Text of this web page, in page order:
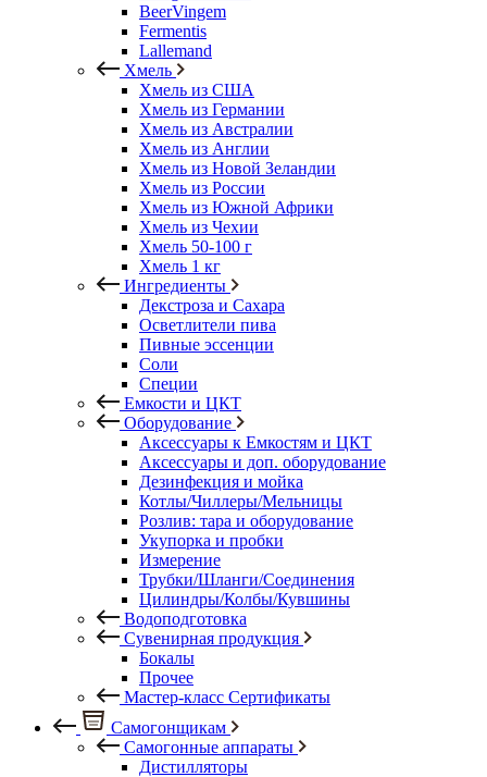
BeerVingem
Fermentis
Lallemand
Хмель
Хмель из США
Хмель из Германии
Хмель из Австралии
Хмель из Англии
Хмель из Новой Зеландии
Хмель из России
Хмель из Южной Африки
Хмель из Чехии
Хмель 50-100 г
Хмель 1 кг
Ингредиенты
Декстроза и Сахара
Осветлители пива
Пивные эссенции
Соли
Специи
Емкости и ЦКТ
Оборудование
Аксессуары к Емкостям и ЦКТ
Аксессуары и доп. оборудование
Дезинфекция и мойка
Котлы/Чиллеры/Мельницы
Розлив: тара и оборудование
Укупорка и пробки
Измерение
Трубки/Шланги/Соединения
Цилиндры/Колбы/Кувшины
Водоподготовка
Сувенирная продукция
Бокалы
Прочее
Мастер-класс Сертификаты
Самогонщикам
Самогонные аппараты
Дистилляторы